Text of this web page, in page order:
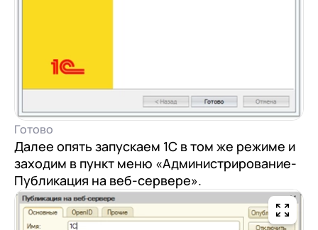
Готово
Далее опять запускаем 1С в том же режиме и
заходим в пункт меню «Администрирование-
Публикация на веб-сервере».